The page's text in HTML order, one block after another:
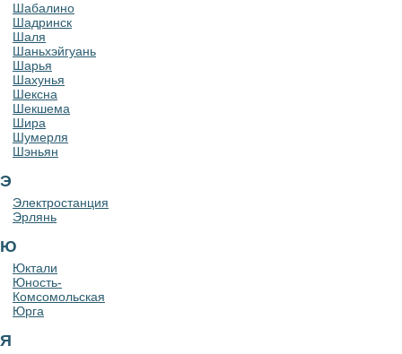
Шабалино
Шадринск
Шаля
Шаньхэйгуань
Шарья
Шахунья
Шексна
Шекшема
Шира
Шумерля
Шэньян
Э
Электростанция
Эрлянь
Ю
Юктали
Юность-
Комсомольская
Юрга
Я